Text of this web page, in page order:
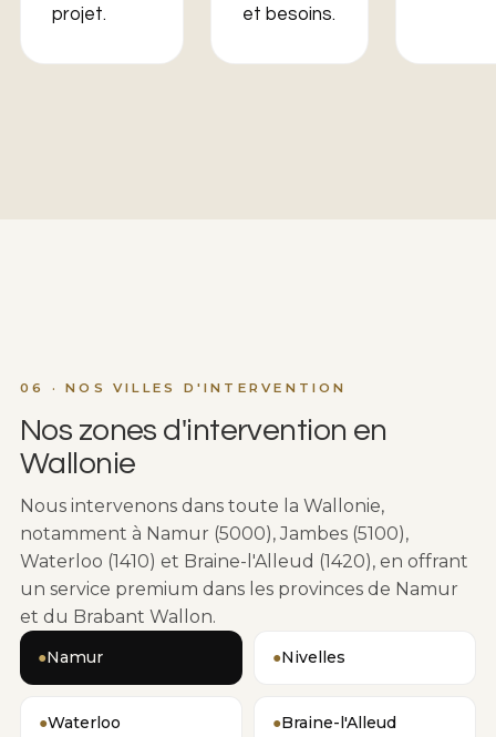
projet.
et besoins.
06 · NOS VILLES D'INTERVENTION
Nos zones d'intervention en
Wallonie
Nous intervenons dans toute la Wallonie,
notamment à Namur (5000), Jambes (5100),
Waterloo (1410) et Braine-l'Alleud (1420), en offrant
un service premium dans les provinces de Namur
et du Brabant Wallon.
●Namur ●Nivelles
●Waterloo ●Braine-l'Alleud